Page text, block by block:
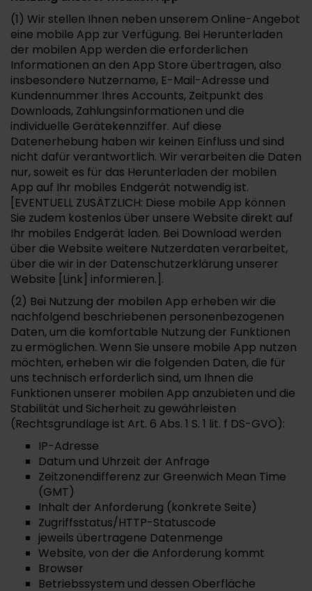
(1) Wir stellen Ihnen neben unserem Online-Angebot
eine mobile App zur Verfügung. Bei Herunterladen
der mobilen App werden die erforderlichen
Informationen an den App Store übertragen, also
insbesondere Nutzername, E-Mail-Adresse und
Kundennummer Ihres Accounts, Zeitpunkt des
Downloads, Zahlungsinformationen und die
individuelle Gerätekennziffer. Auf diese
Datenerhebung haben wir keinen Einfluss und sind
nicht dafür verantwortlich. Wir verarbeiten die Daten
nur, soweit es für das Herunterladen der mobilen
App auf Ihr mobiles Endgerät notwendig ist.
[EVENTUELL ZUSÄTZLICH: Diese mobile App können
Sie zudem kostenlos über unsere Website direkt auf
Ihr mobiles Endgerät laden. Bei Download werden
über die Website weitere Nutzerdaten verarbeitet,
über die wir in der Datenschutzerklärung unserer
Website [Link] informieren.].
(2) Bei Nutzung der mobilen App erheben wir die
nachfolgend beschriebenen personenbezogenen
Daten, um die komfortable Nutzung der Funktionen
zu ermöglichen. Wenn Sie unsere mobile App nutzen
möchten, erheben wir die folgenden Daten, die für
uns technisch erforderlich sind, um Ihnen die
Funktionen unserer mobilen App anzubieten und die
Stabilität und Sicherheit zu gewährleisten
(Rechtsgrundlage ist Art. 6 Abs. 1 S. 1 lit. f DS-GVO):
IP-Adresse
Datum und Uhrzeit der Anfrage
Zeitzonendifferenz zur Greenwich Mean Time
(GMT)
Inhalt der Anforderung (konkrete Seite)
Zugriffsstatus/HTTP-Statuscode
jeweils übertragene Datenmenge
Website, von der die Anforderung kommt
Browser
Betriebssystem und dessen Oberfläche